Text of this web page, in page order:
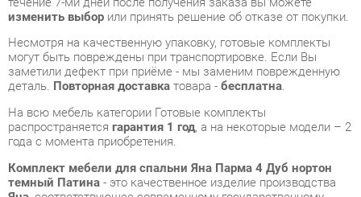
На всю мебель категории Готовые комплекты
года с момента приобретения.
Комплект мебели для спальни Яна Парма 4 Дуб нортон
темный Патина- это качественное изделие производства
стандарту.
Надеемся, вы останетесь довольны вашим приобретением, и
будем рады, если вы оставите отзыв об опыте его
использования, который поможет сориентироваться нашим
будущим покупателям.